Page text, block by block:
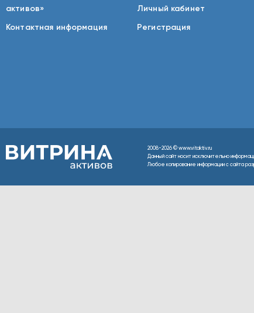
активов»
Контактная информация
Личный кабинет
Регистрация
2008-2026 © www.vitaktiv.ru
Данный сайт носит исключительно
Любое копирование информации с сайта